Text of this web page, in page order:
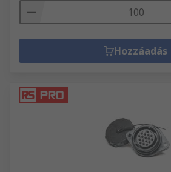
Hozzáadás